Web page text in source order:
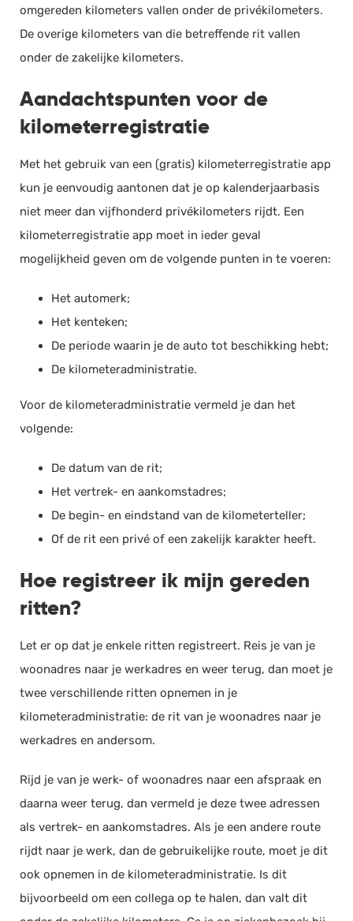
omgereden kilometers vallen onder de privékilometers.
De overige kilometers van die betreffende rit vallen
onder de zakelijke kilometers.
Aandachtspunten voor de
kilometerregistratie
Met het gebruik van een (gratis) kilometerregistratie app
kun je eenvoudig aantonen dat je op kalenderjaarbasis
niet meer dan vijfhonderd privékilometers rijdt. Een
kilometerregistratie app moet in ieder geval
mogelijkheid geven om de volgende punten in te voeren:
Het automerk;
Het kenteken;
De periode waarin je de auto tot beschikking hebt;
De kilometeradministratie.
Voor de kilometeradministratie vermeld je dan het
volgende:
De datum van de rit;
Het vertrek- en aankomstadres;
De begin- en eindstand van de kilometerteller;
Of de rit een privé of een zakelijk karakter heeft.
Hoe registreer ik mijn gereden
ritten?
Let er op dat je enkele ritten registreert. Reis je van je
woonadres naar je werkadres en weer terug, dan moet je
twee verschillende ritten opnemen in je
kilometeradministratie: de rit van je woonadres naar je
werkadres en andersom.
Rijd je van je werk- of woonadres naar een afspraak en
daarna weer terug, dan vermeld je deze twee adressen
als vertrek- en aankomstadres. Als je een andere route
rijdt naar je werk, dan de gebruikelijke route, moet je dit
ook opnemen in de kilometeradministratie. Is dit
bijvoorbeeld om een collega op te halen, dan valt dit